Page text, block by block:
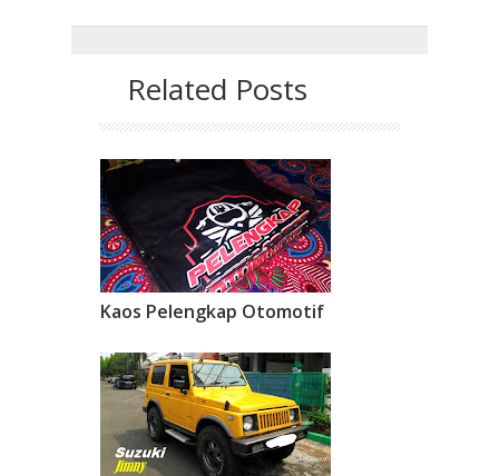
Related Posts
Kaos Pelengkap Otomotif